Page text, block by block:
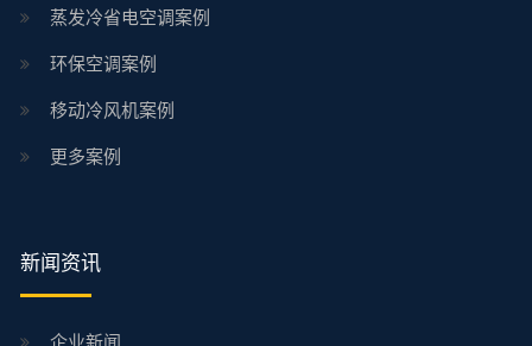
蒸发冷省电空调案例
环保空调案例
移动冷风机案例
更多案例
新闻资讯